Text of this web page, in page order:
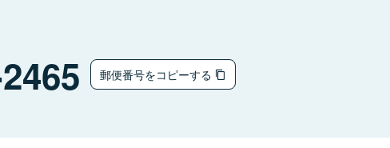
郵便番号をコピーする